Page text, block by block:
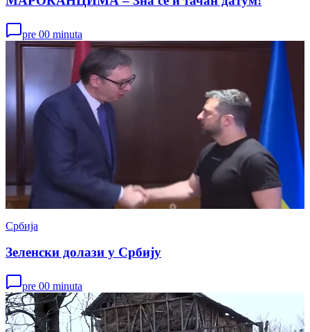
pre 00 minuta
Србија
Зеленски долази у Србију
pre 00 minuta